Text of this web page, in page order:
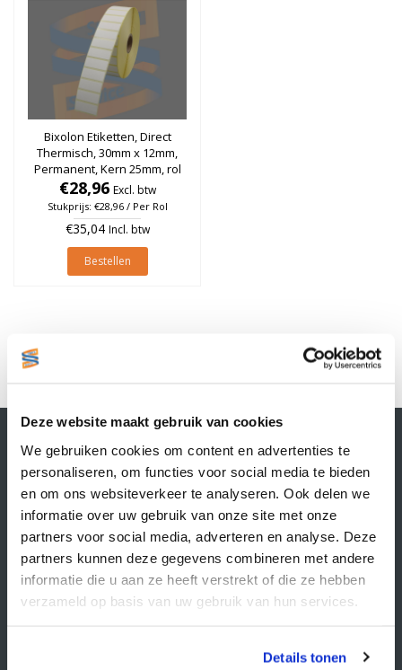
Deze website maakt gebruik van cookies
We gebruiken cookies om content en advertenties te
personaliseren, om functies voor social media te bieden
en om ons websiteverkeer te analyseren. Ook delen we
informatie over uw gebruik van onze site met onze
partners voor social media, adverteren en analyse. Deze
partners kunnen deze gegevens combineren met andere
informatie die u aan ze heeft verstrekt of die ze hebben
verzameld op basis van uw gebruik van hun services.
Details tonen
Bixolon Etiketten, Direct
Thermisch, 30mm x 12mm,
Permanent, Kern 25mm, rol
à 4.600 stuks
€28,96 Excl. btw
Stukprijs: €28,96 / Per Rol
€35,04 Incl. btw
Bestellen
1
Contactgegevens
Supply Service B.V.
Nijverheidsstraat 25-K
3861 RJ Nijkerk
info@supplyservice.nl
+31 33 468 13 42
KvK nummer: 66384737